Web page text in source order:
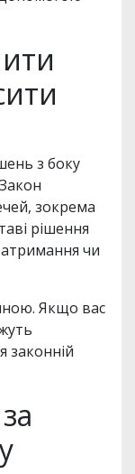
з боку
зокрема
рішення
чи
Якщо вас
законній